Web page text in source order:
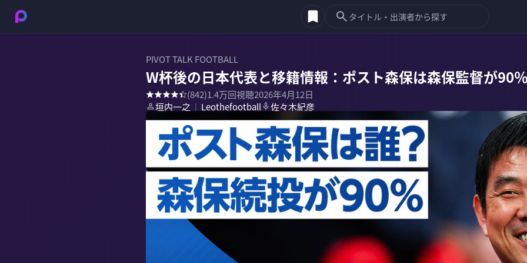
PIVOT TALK FOOTBALL
W杯後の日本代表と移籍情報：ポスト森保は森保監督が90
(842)1.4万回視聴2026年4月12日
垣内一之 ｜ Leothefootball 佐々木紀彦